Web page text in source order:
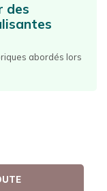
des
abordés lors